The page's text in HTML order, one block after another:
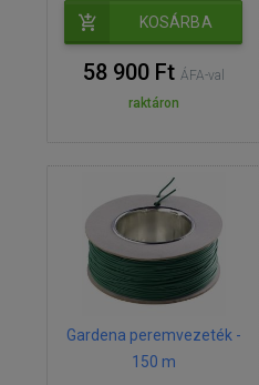
KOSÁRBA
58 900 Ft ÁFA-val
raktáron
Gardena peremvezeték -
150 m